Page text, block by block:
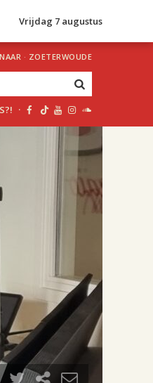
Vrijdag 7 augustus
· ZOETERWOUDE
·
uur 1 van 2
Volgend uur